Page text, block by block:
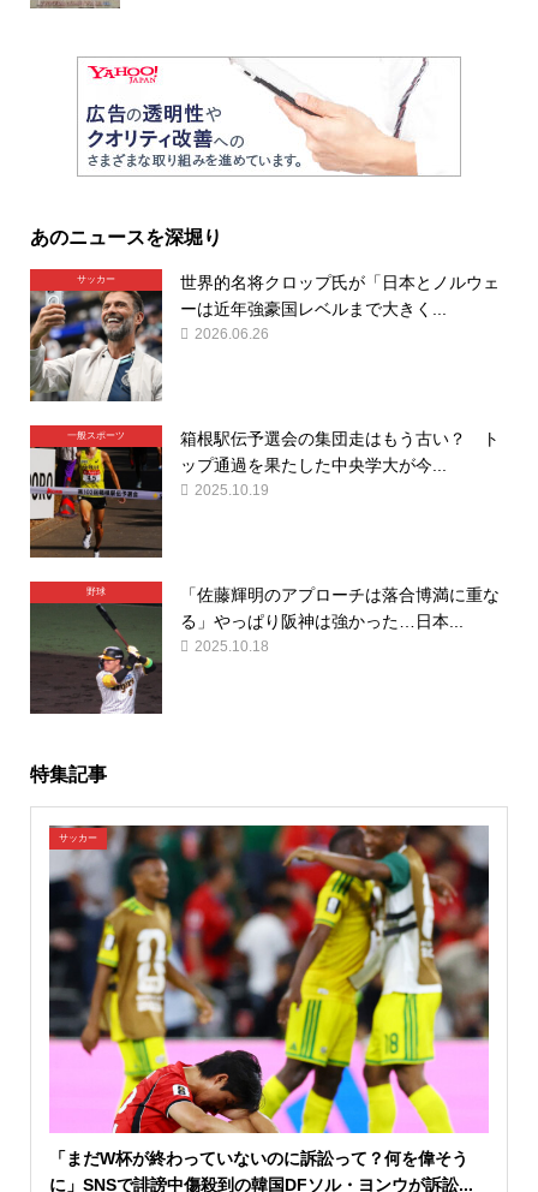
あのニュースを深堀り
サッカー
世界的名将クロップ氏が「日本とノルウェ
ーは近年強豪国レベルまで大きく...
2026.06.26
一般スポーツ
箱根駅伝予選会の集団走はもう古い？ ト
ップ通過を果たした中央学大が今...
2025.10.19
野球
「佐藤輝明のアプローチは落合博満に重な
る」やっぱり阪神は強かった…日本...
2025.10.18
特集記事
サッカー
「まだW杯が終わっていないのに訴訟って？何を偉そう
に」SNSで誹謗中傷殺到の韓国DFソル・ヨンウが訴訟...